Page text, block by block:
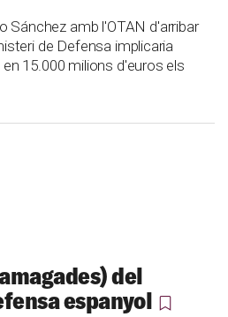
Sánchez amb l'OTAN d'arribar
de Defensa implicaria
15.000 milions d'euros els
del
espanyol